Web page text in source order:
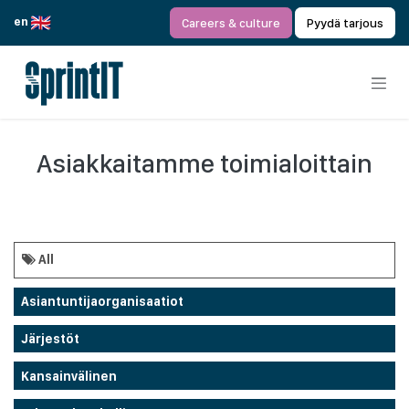
en
Careers & culture Pyydä tarjous
Asiakkaitamme toimialoittain
All
Asiantuntijaorganisaatiot
Järjestöt
Kansainvälinen